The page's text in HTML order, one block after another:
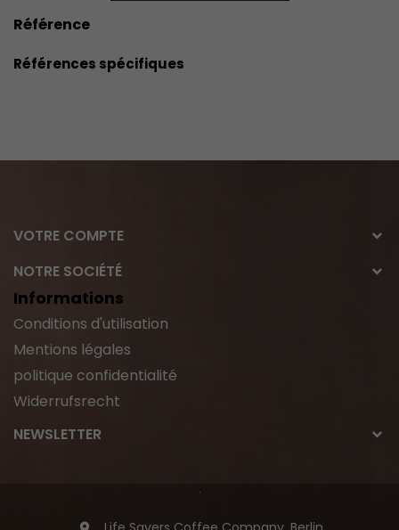
Référence
Références spécifiques
VOTRE COMPTE
NOTRE SOCIÉTÉ
Informations
Conditions d'utilisation
Mentions légales
politique confidentialité
Widerrufsrecht
NEWSLETTER